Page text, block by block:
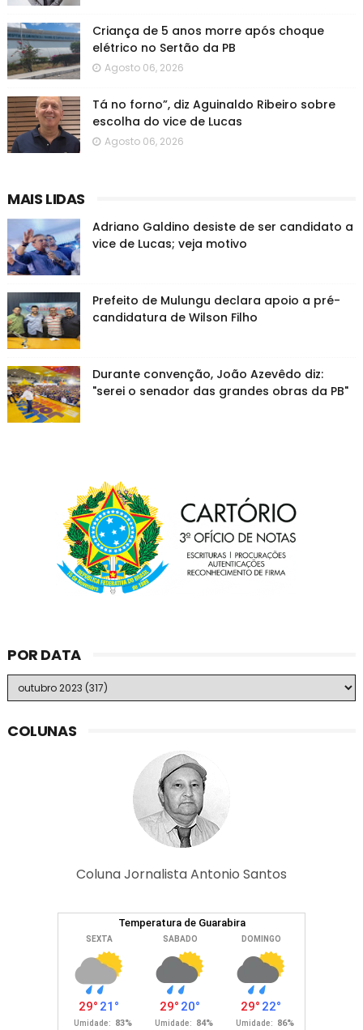
Criança de 5 anos morre após choque
elétrico no Sertão da PB
Agosto 06, 2026
Tá no forno”, diz Aguinaldo Ribeiro sobre
escolha do vice de Lucas
Agosto 06, 2026
MAIS LIDAS
Adriano Galdino desiste de ser candidato a
vice de Lucas; veja motivo
Prefeito de Mulungu declara apoio a pré-
candidatura de Wilson Filho
Durante convenção, João Azevêdo diz:
"serei o senador das grandes obras da PB"
POR DATA
COLUNAS
Coluna Jornalista Antonio Santos